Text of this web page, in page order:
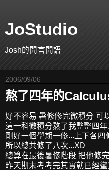
JoStudio
Josh的閒言閒語
2006/09/06
熬了四年的
好不容易 暑修修完微積分 可
這一科微積分熬了我整整四年
剛好一個學期一修...上下各四
所以總共修了八次...XD
總算在最後暑修階段 把他修
昨天期末考考完其實就已經